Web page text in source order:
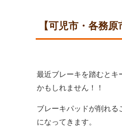
【可児市・各務
最近ブレーキを踏むと
かもしれません！！
ブレーキパッドが削れ
になってきます。